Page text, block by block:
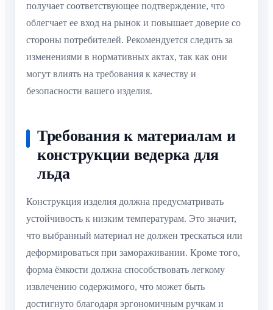
получает соответствующее подтверждение, что
облегчает ее вход на рынок и повышает доверие со
стороны потребителей. Рекомендуется следить за
изменениями в нормативных актах, так как они
могут влиять на требования к качеству и
безопасности вашего изделия.
Требования к материалам и
конструкции ведерка для
льда
Конструкция изделия должна предусматривать
устойчивость к низким температурам. Это значит,
что выбранный материал не должен трескаться или
деформироваться при замораживании. Кроме того,
форма ёмкости должна способствовать легкому
извлечению содержимого, что может быть
достигнуто благодаря эргономичным ручкам и